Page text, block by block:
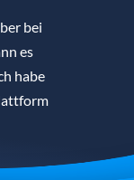
bei
es
habe